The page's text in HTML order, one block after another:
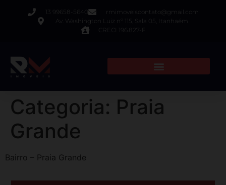
13 99658-5640
rmimoveiscontato@gmail.com
Av. Washington Luiz nº 115, Sala 05, Itanhaém
CRECI 196.827-F
Categoria: Praia
Grande
Bairro – Praia Grande